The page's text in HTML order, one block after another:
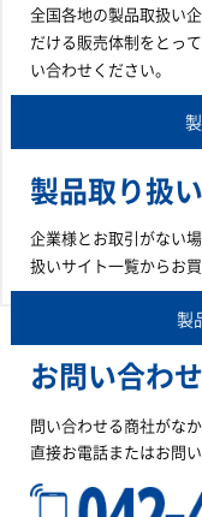
全国各地の製品取扱い
だける販売体制をとっ
い合わせください。
製品取り扱
企業様とお取引がない
扱いサイト一覧からお
製
お問い合わせ
問い合わせる商社がな
直接お電話またはお問